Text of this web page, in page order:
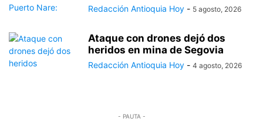
Redacción Antioquia Hoy - 5 agosto, 2026
Ataque con drones dejó dos
heridos en mina de Segovia
Redacción Antioquia Hoy - 4 agosto, 2026
- PAUTA -